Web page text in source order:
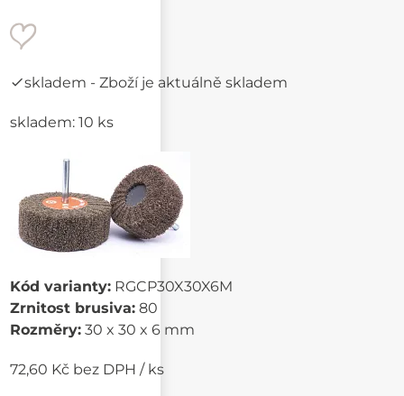
skladem - Zboží je aktuálně skladem
skladem: 10 ks
Kód varianty: RGCP30X30X6M
Zrnitost brusiva: 80
Rozměry: 30 x 30 x 6 mm
72,60 Kč bez DPH / ks